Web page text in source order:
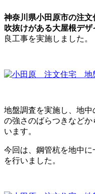
神奈川県小田原市の注文
吹抜けがある大屋根デ
良工事を実施しました。
地盤調査を実施し、地
の強さのばらつきなど
います。
今回は、鋼管杭を地中
を行いました。